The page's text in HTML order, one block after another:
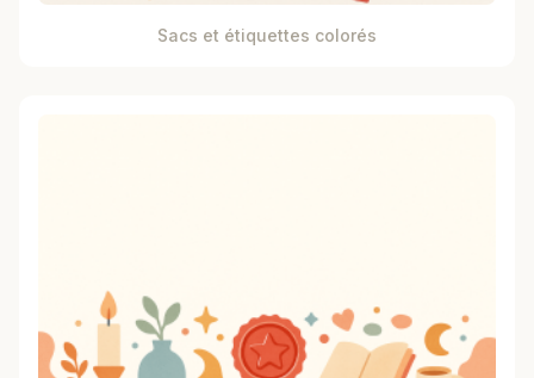
Sacs et étiquettes colorés